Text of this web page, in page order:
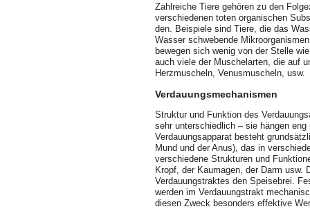
Zahlreiche Tiere gehören zu den
verschie­denen toten organischen
den. Beispiele sind Tiere, die das
Wasser schwebende
bewegen sich wenig von der Stelle
auch viele der Muschelarten, die auf
Herzmuscheln, Venusmuscheln, usw.
Verdauungsmechanismen
Struktur und Funktion des
sehr unterschiedlich – sie hängen
Verdauungs­apparat besteht
Mund und der Anus), das in
verschie­dene Strukturen und
Kropf, der Kaumagen, der Darm usw.
Verdau­ungstraktes den Speisebrei.
werden im Verdauungstrakt
diesen Zweck besonders effektive